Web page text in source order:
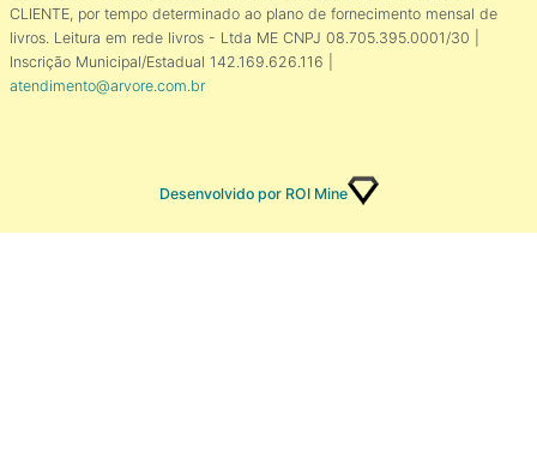
CLIENTE, por tempo determinado ao plano de fornecimento mensal de
livros. Leitura em rede livros - Ltda ME CNPJ 08.705.395.0001/30 |
Inscrição Municipal/Estadual 142.169.626.116 |
atendimento@arvore.com.br
Desenvolvido por ROI Mine